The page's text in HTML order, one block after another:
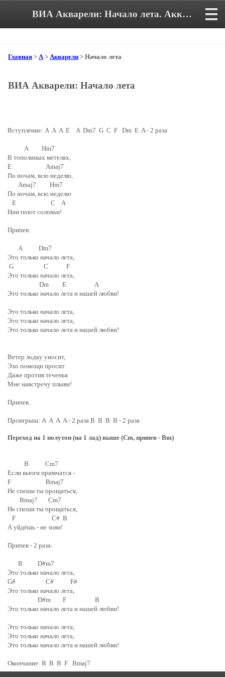
ВИА Акварели: Начало лета. Аккорды и текст песни
Главная > А> Акварели > Начало лета
ВИА Акварели: Начало лета
Вступление: A A A E A Dm7 G C F Dm E A - 2 раза
A Hm7
В тополиных метелях,
E Amaj7
По ночам, всю неделю,
Amaj7 Hm7
По ночам, всю неделю
E C A
Нам поют соловьи!
Припев:
A Dm7
Это только начало лета,
G C F
Это только начало лета,
Dm E A
Это только начало лета и нашей любви!
Это только начало лета,
Это только начало лета,
Это только начало лета и нашей любви!
Ветер лодку уносит,
Эхо помощи просит
Даже против теченья
Мне навстречу плыви!
Припев.
Проигрыш: A A A A - 2 раза B B B B - 2 раза
Переход на 1 полутон (на 1 лад) выше (Cm, припев - Bm)
B Cm7
Если вьюги примчатся -
F Bmaj7
Не спеши ты прощаться,
Bmaj7 Cm7
Не спеши ты прощаться,
F C# B
А уйдёшь - не зови!
Припев - 2 раза:
B D#m7
Это только начало лета,
G# C# F#
Это только начало лета,
D#m F B
Это только начало лета и нашей любви!
Это только начало лета,
Это только начало лета,
Это только начало лета и нашей любви!
Окончание: B B B F Bmaj7